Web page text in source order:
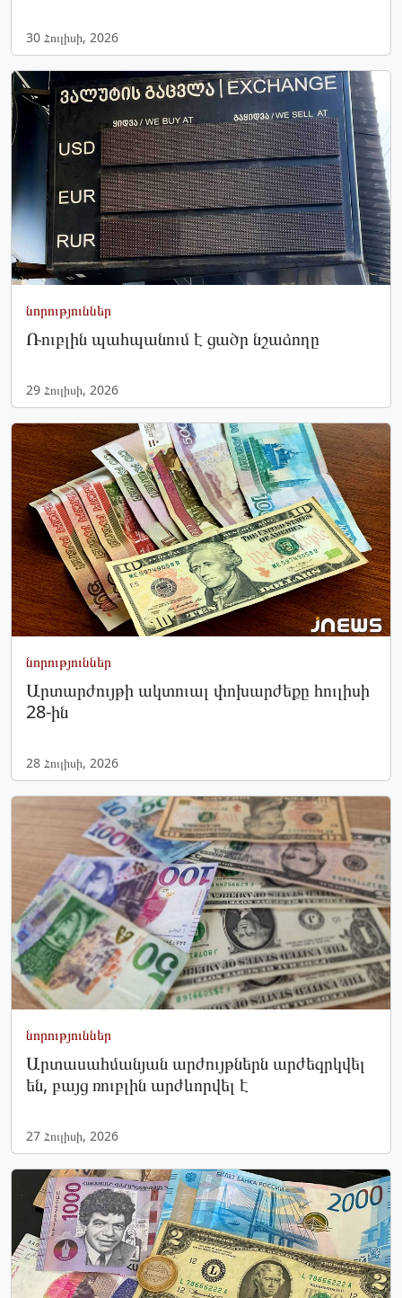
30 Հուլիսի, 2026
նորություններ
Ռուբլին պահպանում է ցածր նշաձողը
29 Հուլիսի, 2026
նորություններ
Արտարժույթի ակտուալ փոխարժեքը հուլիսի
28-ին
28 Հուլիսի, 2026
նորություններ
Արտասահմանյան արժույթներն արժեզրկվել
են, բայց ռուբլին արժևորվել է
27 Հուլիսի, 2026